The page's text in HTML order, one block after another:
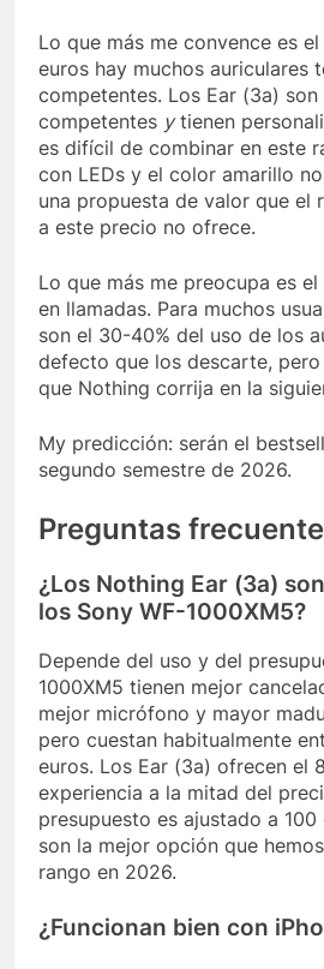
Lo que más me convence es
euros hay muchos auriculares
competentes. Los Ear (3a)
competentes ytienen
es difícil de combinar en este
con LEDs y el color amarillo
una propuesta de valor que el
a este precio no ofrece.
Lo que más me preocupa es
en llamadas. Para muchos
son el 30-40% del uso de los
defecto que los descarte,
que Nothing corrija en la
My predicción: serán el
segundo semestre de 2026.
Preguntas
¿Los Nothing Ear (3a)
los Sony WF-1000XM5?
Depende del uso y del
1000XM5 tienen mejor
mejor micrófono y mayor
pero cuestan habitualmente
euros. Los Ear (3a) ofrecen el
experiencia a la mitad del
presupuesto es ajustado a
son la mejor opción que
rango en 2026.
¿Funcionan bien con